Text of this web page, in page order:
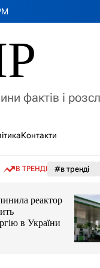
фактів і
Контакти
В ТРЕНДІ #в тренді
реактор
в України